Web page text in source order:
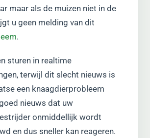
maar als de muizen niet in de
u geen melding van dit
.
sturen in realtime
terwijl dit slecht nieuws is
een knaagdierprobleem
nieuws dat uw
onmiddellijk wordt
en dus sneller kan reageren.